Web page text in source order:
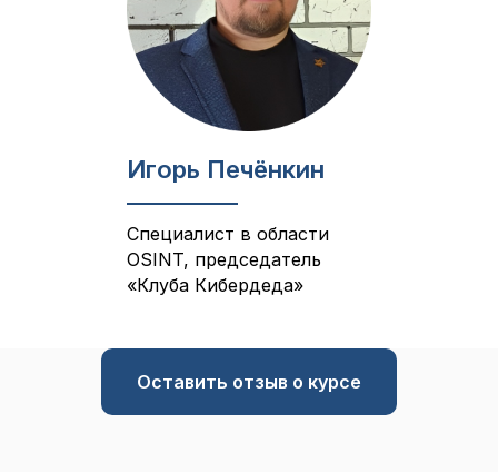
Игорь Печёнкин
Специалист в области
OSINT, председатель
«Клуба Кибердеда»
Оставить отзыв о курсе